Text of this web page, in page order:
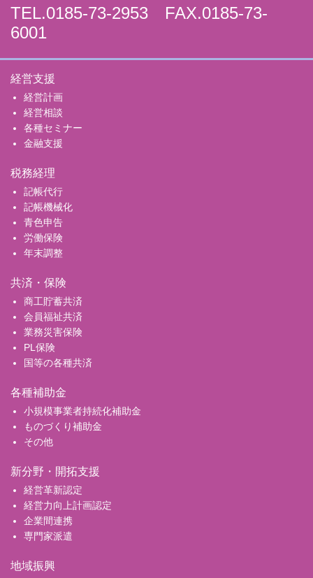
TEL.0185-73-2953 FAX.0185-73-
6001
経営支援
経営計画
経営相談
各種セミナー
金融支援
税務経理
記帳代行
記帳機械化
青色申告
労働保険
年末調整
共済・保険
商工貯蓄共済
会員福祉共済
業務災害保険
PL保険
国等の各種共済
各種補助金
小規模事業者持続化補助金
ものづくり補助金
その他
新分野・開拓支援
経営革新認定
経営力向上計画認定
企業間連携
専門家派遣
地域振興